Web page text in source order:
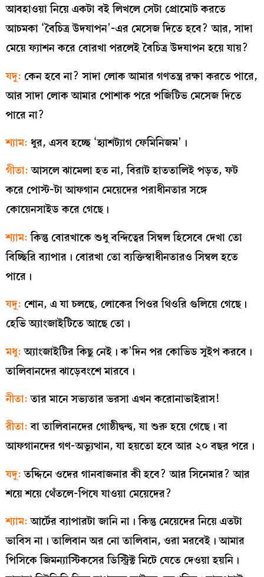
আবহাওয়া নিয়ে একটা বই লিখলে সেটা প্রোমোট করতে
আচমকা ‘বৈচিত্র উদযাপন’-এর মেসেজ দিতে হবে? আর, সাদা
মেয়ে ফ্যাশন করে বোরখা পরলেই বৈচিত্র উদযাপন হয়ে যায়?
যদু: কেন হবে না? সাদা লোক আমার গণতন্ত্র রক্ষা করতে পারে,
আর সাদা লোক আমার পোশাক পরে পজিটিভ মেসেজ দিতে
পারে না?
শ্যাম: ধুর, এসব হচ্ছে ‘হ্যাশট্যাগ ফেমিনিজম’।
গীতা:আসলে ঝামেলা হত না, বিরাট হাততালিই পড়ত, ফট
করে পোস্ট-টা আফগান মেয়েদের পরাধীনতার সঙ্গে
কোয়েনসাইড করে গেছে।
শ্যাম:কিন্তু বোরখাকে শুধু বন্দিত্বের সিম্বল হিসেবে দেখা তো
বিচ্ছিরি ব্যাপার। বোরখা তো ব্যক্তিস্বাধীনতারও সিম্বল হতে
পারে।
যদু: শোন, এ যা চলছে, লোকের পিওর থিওরি গুলিয়ে গেছে।
হেভি অ্যাংজাইটিতে আছে তো।
মধু:অ্যাংজাইটির কিছু নেই। ক’দিন পর কোভিড সুইপ করবে।
তালিবানদের ঝাড়েবংশে মারবে।
নীতা:তার মানে সভ্যতার ভরসা এখন করোনাভাইরাস!
রীতা:বা তালিবানদের গোষ্ঠীদ্বন্দ্ব, যা শুরু হয়ে গেছে। বা
আফগানদের গণ-অভ্যুত্থান, যা হয়তো হবে আর ২০ বছর পরে।
যদু:তদ্দিনে ওদের গানবাজনার কী হবে? আর সিনেমার? আর
শয়ে শয়ে থেঁতলে-পিষে যাওয়া মেয়েদের?
শ্যাম:আর্টের ব্যাপারটা জানি না। কিন্তু মেয়েদের নিয়ে এতটা
ভাবিস না। তালিবান অর নো তালিবান, ওরা মরবেই। আমার
পিসিকে জিমন্যাস্টিকসের ডিস্ট্রিক্ট মিটে যেতে দেওয়া হয়নি।